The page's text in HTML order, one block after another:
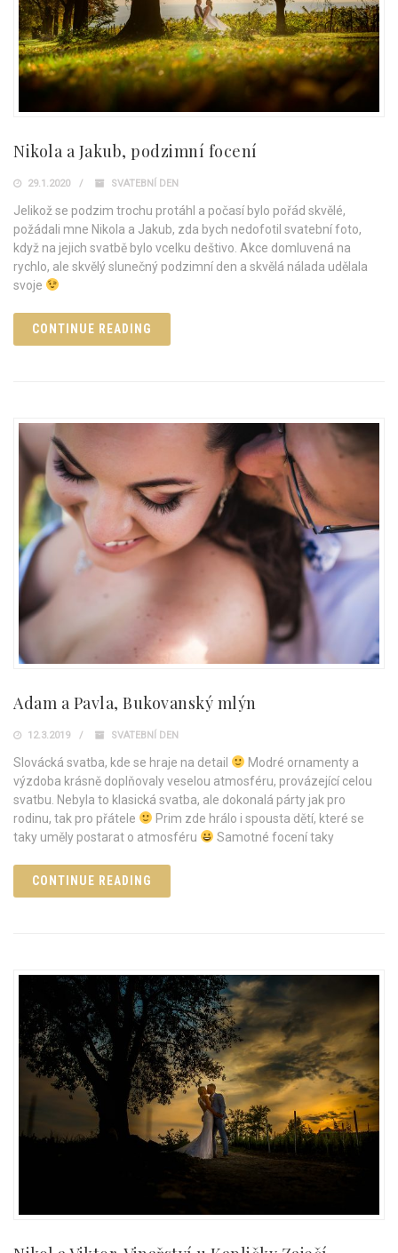
Nikola a Jakub, podzimní focení
29.1.2020 SVATEBNÍ DEN
Jelikož se podzim trochu protáhl a počasí bylo pořád skvělé,
požádali mne Nikola a Jakub, zda bych nedofotil svatební foto,
když na jejich svatbě bylo vcelku deštivo. Akce domluvená na
rychlo, ale skvělý slunečný podzimní den a skvělá nálada udělala
svoje
CONTINUE READING
Adam a Pavla, Bukovanský mlýn
12.3.2019 SVATEBNÍ DEN
Slovácká svatba, kde se hraje na detail
Modré ornamenty a
výzdoba krásně doplňovaly veselou atmosféru, provázející celou
svatbu. Nebyla to klasická svatba, ale dokonalá párty jak pro
rodinu, tak pro přátele
Prim zde hrálo i spousta dětí, které se
taky uměly postarat o atmosféru
Samotné focení taky
CONTINUE READING